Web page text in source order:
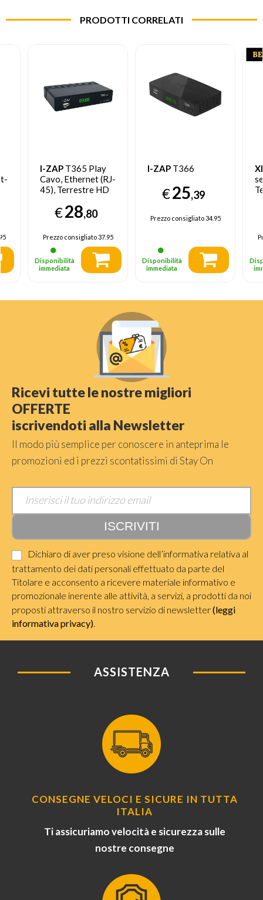
PRODOTTI CORRELATI
I-ZAP T365 Play
Cavo, Ethernet (RJ-
45), Terrestre HD
€28,80
Prezzo consigliato37.95
Disponibilità
immediata
I-ZAP T366
€25,39
Prezzo consigliato34.95
Disponibilità
immediata
Ricevi tutte le nostre migliori
OFFERTE
iscrivendoti alla Newsletter
Il modo più semplice per conoscere in anteprima le
promozioni ed i prezzi scontatissimi di Stay On
Dichiaro di aver preso visione dell’informativa relativa al
trattamento dei dati personali effettuato da parte del
Titolare e acconsento a ricevere materiale informativo e
promozionale inerente alle attività, a servizi, a prodotti da noi
proposti attraverso il nostro servizio di newsletter(leggi
informativa privacy)
ASSISTENZA
CONSEGNE VELOCI E SICURE IN TUTTA
ITALIA
Ti assicuriamo velocità e sicurezza sulle
nostre consegne